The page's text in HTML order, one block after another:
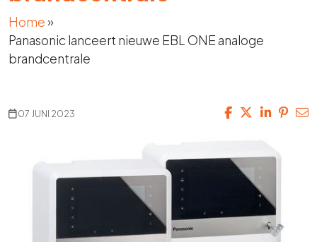
Home»
Panasonic lanceert nieuwe EBL ONE analoge
brandcentrale
07 JUNI 2023